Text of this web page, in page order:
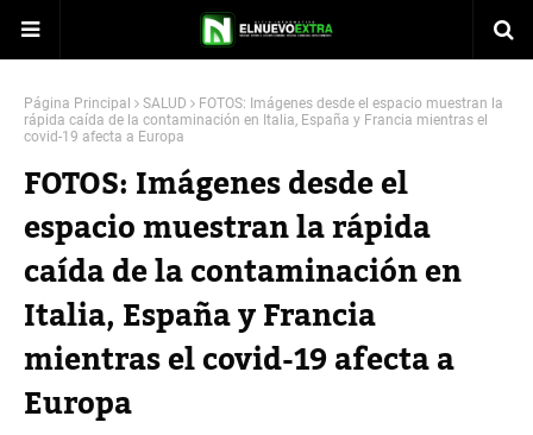
Página Principal SALUD
FOTOS: Imágenes desde el espacio muestran la
rápida caída de la contaminación en Italia, España y Francia mientras el
covid-19 afecta a Europa
FOTOS: Imágenes desde el
espacio muestran la rápida
caída de la contaminación en
Italia, España y Francia
mientras el covid-19 afecta a
Europa